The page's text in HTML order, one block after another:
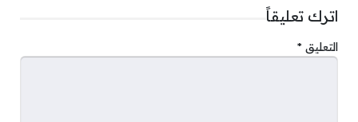
اترك تعليقاً
التعليق *